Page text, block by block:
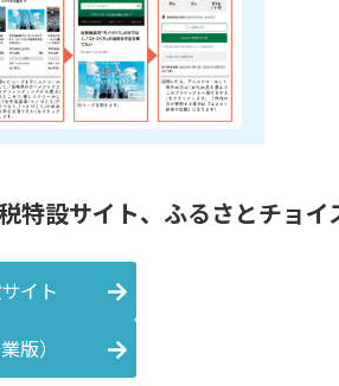
特設サイト、ふるさとチョ
イト
版）